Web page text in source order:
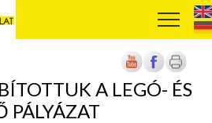
A LEGÓ- ÉS
PÁLYÁZAT